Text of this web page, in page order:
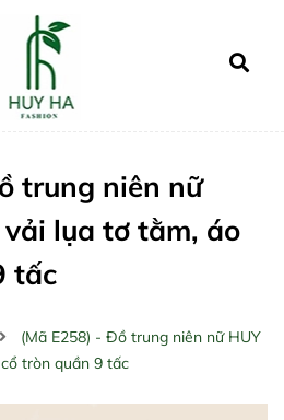
trung niên nữ
lụa tơ tằm, áo
tấc
(Mã E258) - Đồ trung niên nữ HUY
tròn quần 9 tấc